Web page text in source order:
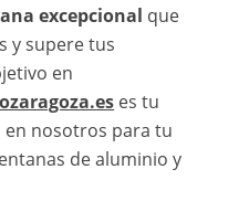
excepcional que
y supere tus
en
es tu
en nosotros para tu
de aluminio y